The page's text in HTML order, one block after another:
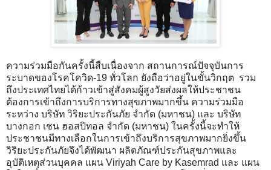
ความร่วมมือกันครั้งนี้สืบเนื่องจาก สถานการณ์ปัจจุบันการ
ระบาดของโรคโควิด-19 ทั่วโลก ยังถือว่าอยู่ในขั้นวิกฤต รวม
ถึงประเทศไทยได้ก้าวเข้าสู่สังคมผู้สูงวัยส่งผลให้ประชาชน
ต้องการเข้าถึงการบริการทางสุขภาพมากขึ้น ความร่วมมือ
ระหว่าง บริษัท วิริยะประกันภัย จำกัด (มหาชน) และ บริษัท
บางกอก เชน ฮอสปิทอล จำกัด (มหาชน) ในครั้งนี้จะทำให้
ประชาชนมีทางเลือกในการเข้าถึงบริการสุขภาพมากยิ่งขึ้น
วิริยะประกันภัยจึงได้พัฒนา ผลิตภัณฑ์ประกันสุขภาพและ
อุบัติเหตุส่วนบุคคล แผน Viriyah Care by Kasemrad และ แผน